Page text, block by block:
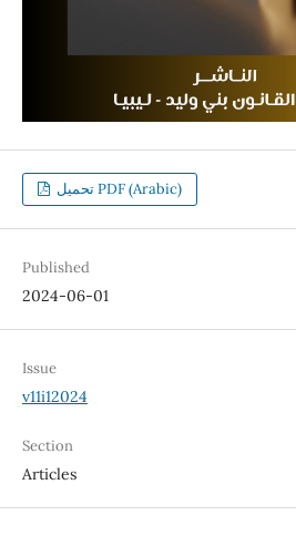
تحميل PDF (Arabic)
Published
2024-06-01
Issue
v11i12024
Section
Articles